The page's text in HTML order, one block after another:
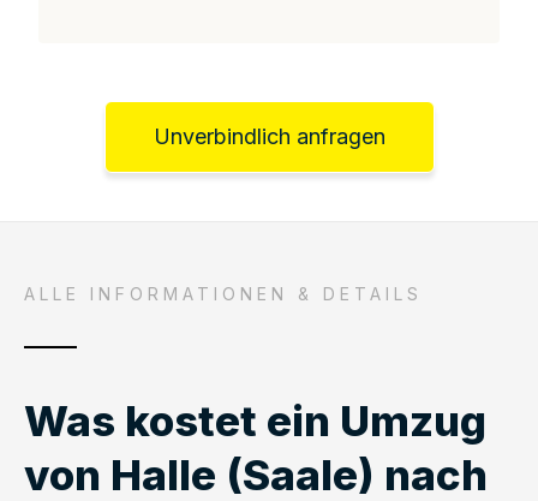
Unverbindlich anfragen
ALLE INFORMATIONEN & DETAILS
Was kostet ein Umzug
von Halle (Saale) nach